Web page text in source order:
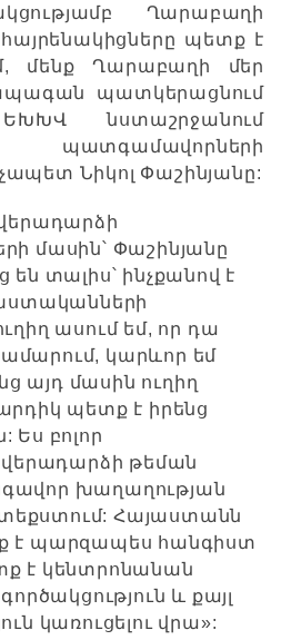
Ղարաբաղի
պետք է
մենք Ղարաբաղի մեր
պատկերացնում
նստաշրջանում
պատգամավորների
Նիկոլ Փաշինյանը:
մասին՝ Փաշինյանը
են տալիս՝ ինչքանով է
ասում եմ, որ դա
կարևոր եմ
այդ մասին ուղիղ
պետք է իրենց
Ես բոլոր
թեման
խաղաղության
Հայաստանն
է պարզապես հանգիստ
է կենտրոնանան
և քայլ
կառուցելու վրա»: